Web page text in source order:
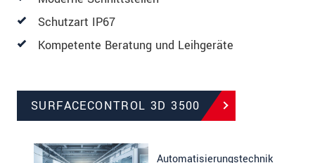
Schutzart IP67
Kompetente Beratung und Leihgeräte
SURFACECONTROL 3D 3500
Automatisierungstechnik